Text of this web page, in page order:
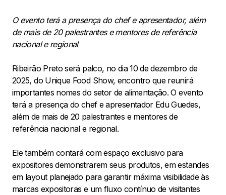
O evento terá a presença do chef e apresentador, além
de mais de 20 palestrantes e mentores de referência
nacional e regional
Ribeirão Preto será palco, no dia 10 de dezembro de
2025, do Unique Food Show, encontro que reunirá
importantes nomes do setor de alimentação. O evento
terá a presença do chef e apresentador Edu Guedes,
além de mais de 20 palestrantes e mentores de
referência nacional e regional.
Ele também contará com espaço exclusivo para
expositores demonstrarem seus produtos, em estandes
em layout planejado para garantir máxima visibilidade às
marcas expositoras e um fluxo contínuo de visitantes